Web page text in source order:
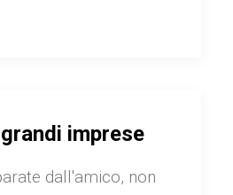
imprese
dall'amico, non